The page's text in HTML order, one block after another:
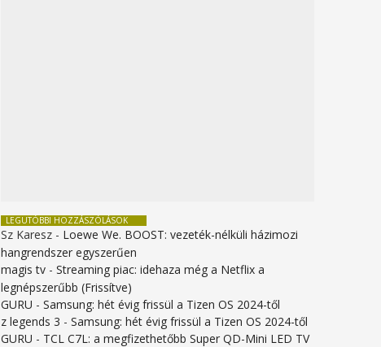
LEGUTÓBBI HOZZÁSZÓLÁSOK
Sz Karesz - Loewe We. BOOST: vezeték-nélküli házimozi
hangrendszer egyszerűen
magis tv -Streaming piac: idehaza még a Netflix a
legnépszerűbb (Frissítve)
GURU -Samsung: hét évig frissül a Tizen OS 2024-től
z legends 3 -Samsung: hét évig frissül a Tizen OS 2024-től
GURU - TCL C7L: a megfizethetőbb Super QD-Mini LED TV